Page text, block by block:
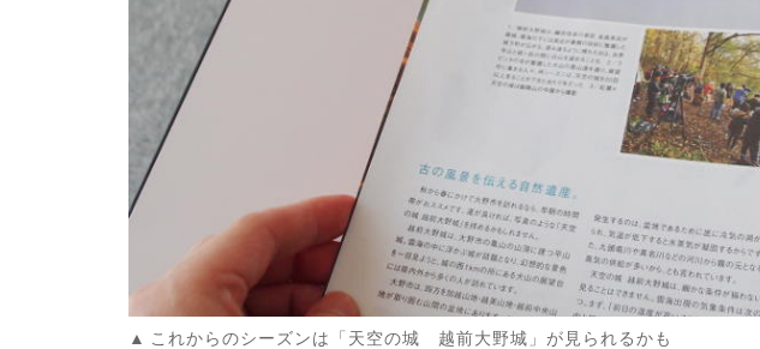
これからのシーズンは「天空の城 越前大野城」が見られるかも